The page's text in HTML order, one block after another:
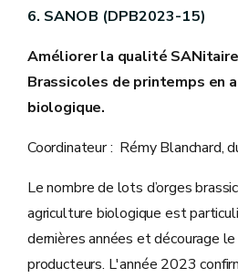
6. SANOB (DPB2023-15)
Améliorer la qualité
Brassicoles de printemps en
biologique.
Coordinateur : Rémy Blanchard,
Le nombre de lots d’orges
agriculture biologique est
dernières années et décourage
producteurs. L'année 2023